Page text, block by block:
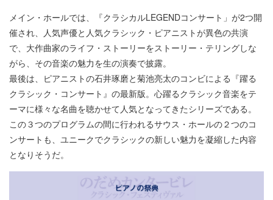
メイン・ホールでは、『クラシカルLEGENDコンサート」が2つ開
催され、人気声優と人気クラシック・ピアニストが異色の共演
で、大作曲家のライフ・ストーリーをストーリー・テリングしな
がら、その音楽の魅力を生の演奏で披露。
最後は、ピアニストの石井琢磨と菊池亮太のコンビによる『躍る
クラシック・コンサート』の最新版。心躍るクラシック音楽をテ
ーマに様々な名曲を聴かせて人気となってきたシリーズである。
この３つのプログラムの間に行われるサウス・ホールの２つのコ
ンサートも、ユニークでクラシックの新しい魅力を凝縮した内容
となりそうだ。